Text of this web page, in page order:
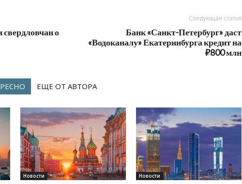
свердловчан о
Следующая статья
Банк «Санкт-Петербург» даст
«Водоканалу» Екатеринбурга кредит на
₽800 млн
ЕЩЕ ОТ АВТОРА
Новости Новости